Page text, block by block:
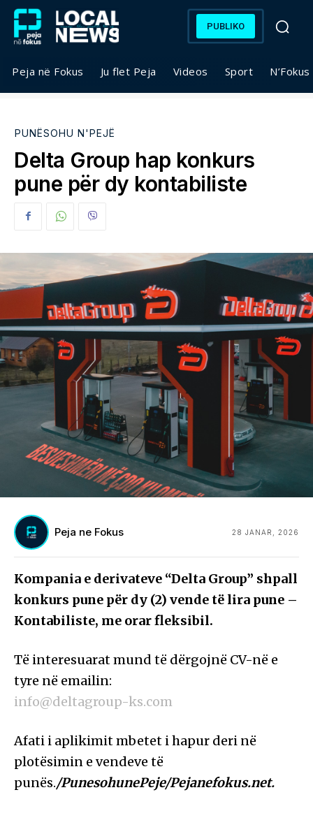
PUBLIKO
Peja në Fokus Ju flet Peja Videos Sport
PUNËSOHU N'PEJË
Delta Group hap konkurs
pune për dy kontabiliste
Peja ne Fokus 28 JANAR, 2026
Kompania e derivateve “Delta Group” shpall
konkurs pune për dy (2) vende të lira pune –
Kontabiliste, me orar fleksibil.
Të interesuarat mund të dërgojnë CV-në e
tyre në emailin:
info@deltagroup-ks.com
Afati i aplikimit mbetet i hapur deri në
plotësimin e vendeve të
punës./PunesohunePeje/Pejanefokus.net.